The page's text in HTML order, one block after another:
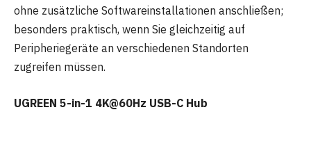
ohne zusätzliche Softwareinstallationen anschließen;
besonders praktisch, wenn Sie gleichzeitig auf
Peripheriegeräte an verschiedenen Standorten
zugreifen müssen.
UGREEN 5-in-1 4K@60Hz USB-C Hub